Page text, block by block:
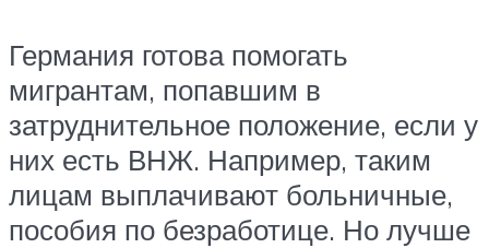
Германия готова помогать
мигрантам, попавшим в
затруднительное положение, если у
них есть ВНЖ. Например, таким
лицам выплачивают больничные,
пособия по безработице. Но лучше